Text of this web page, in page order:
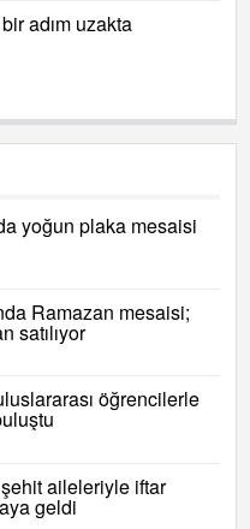
adım uzakta
yoğun plaka mesaisi
Ramazan mesaisi;
satılıyor
öğrencilerle
aileleriyle iftar
geldi